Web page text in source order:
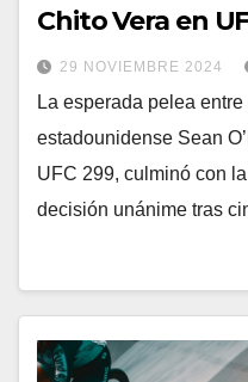
Chito Vera en
29 NOVIEMBRE 2024
La esperada pelea
estadounidense Sean
UFC 299, culminó con
decisión unánime tras